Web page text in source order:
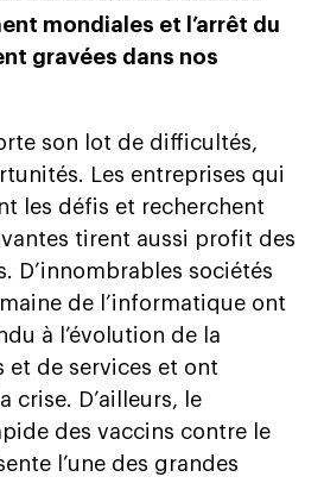
mondiales et l’arrêt du
gravées dans nos
son lot de difficultés,
Les entreprises qui
les défis et recherchent
tirent aussi profit des
D’innombrables sociétés
de l’informatique ont
à l’évolution de la
et de services et ont
crise. D’ailleurs, le
des vaccins contre le
l’une des grandes